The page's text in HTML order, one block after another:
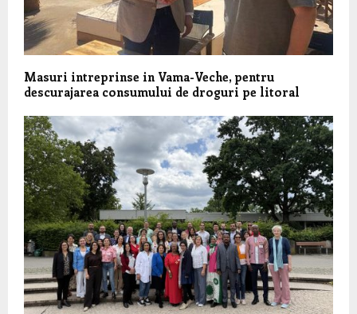
Masuri intreprinse in Vama-Veche, pentru
descurajarea consumului de droguri pe litoral